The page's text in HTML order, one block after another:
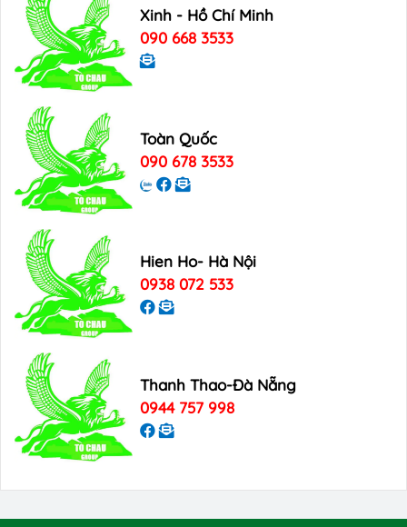
Xinh - Hồ Chí Minh
090 668 3533
Toàn Quốc
090 678 3533
Hien Ho- Hà Nội
0938 072 533
Thanh Thao-Đà Nẵng
0944 757 998